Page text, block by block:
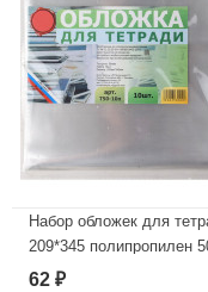
Набор обложек для
209*345 полипропилен
10 штук в наборе
62 ₽